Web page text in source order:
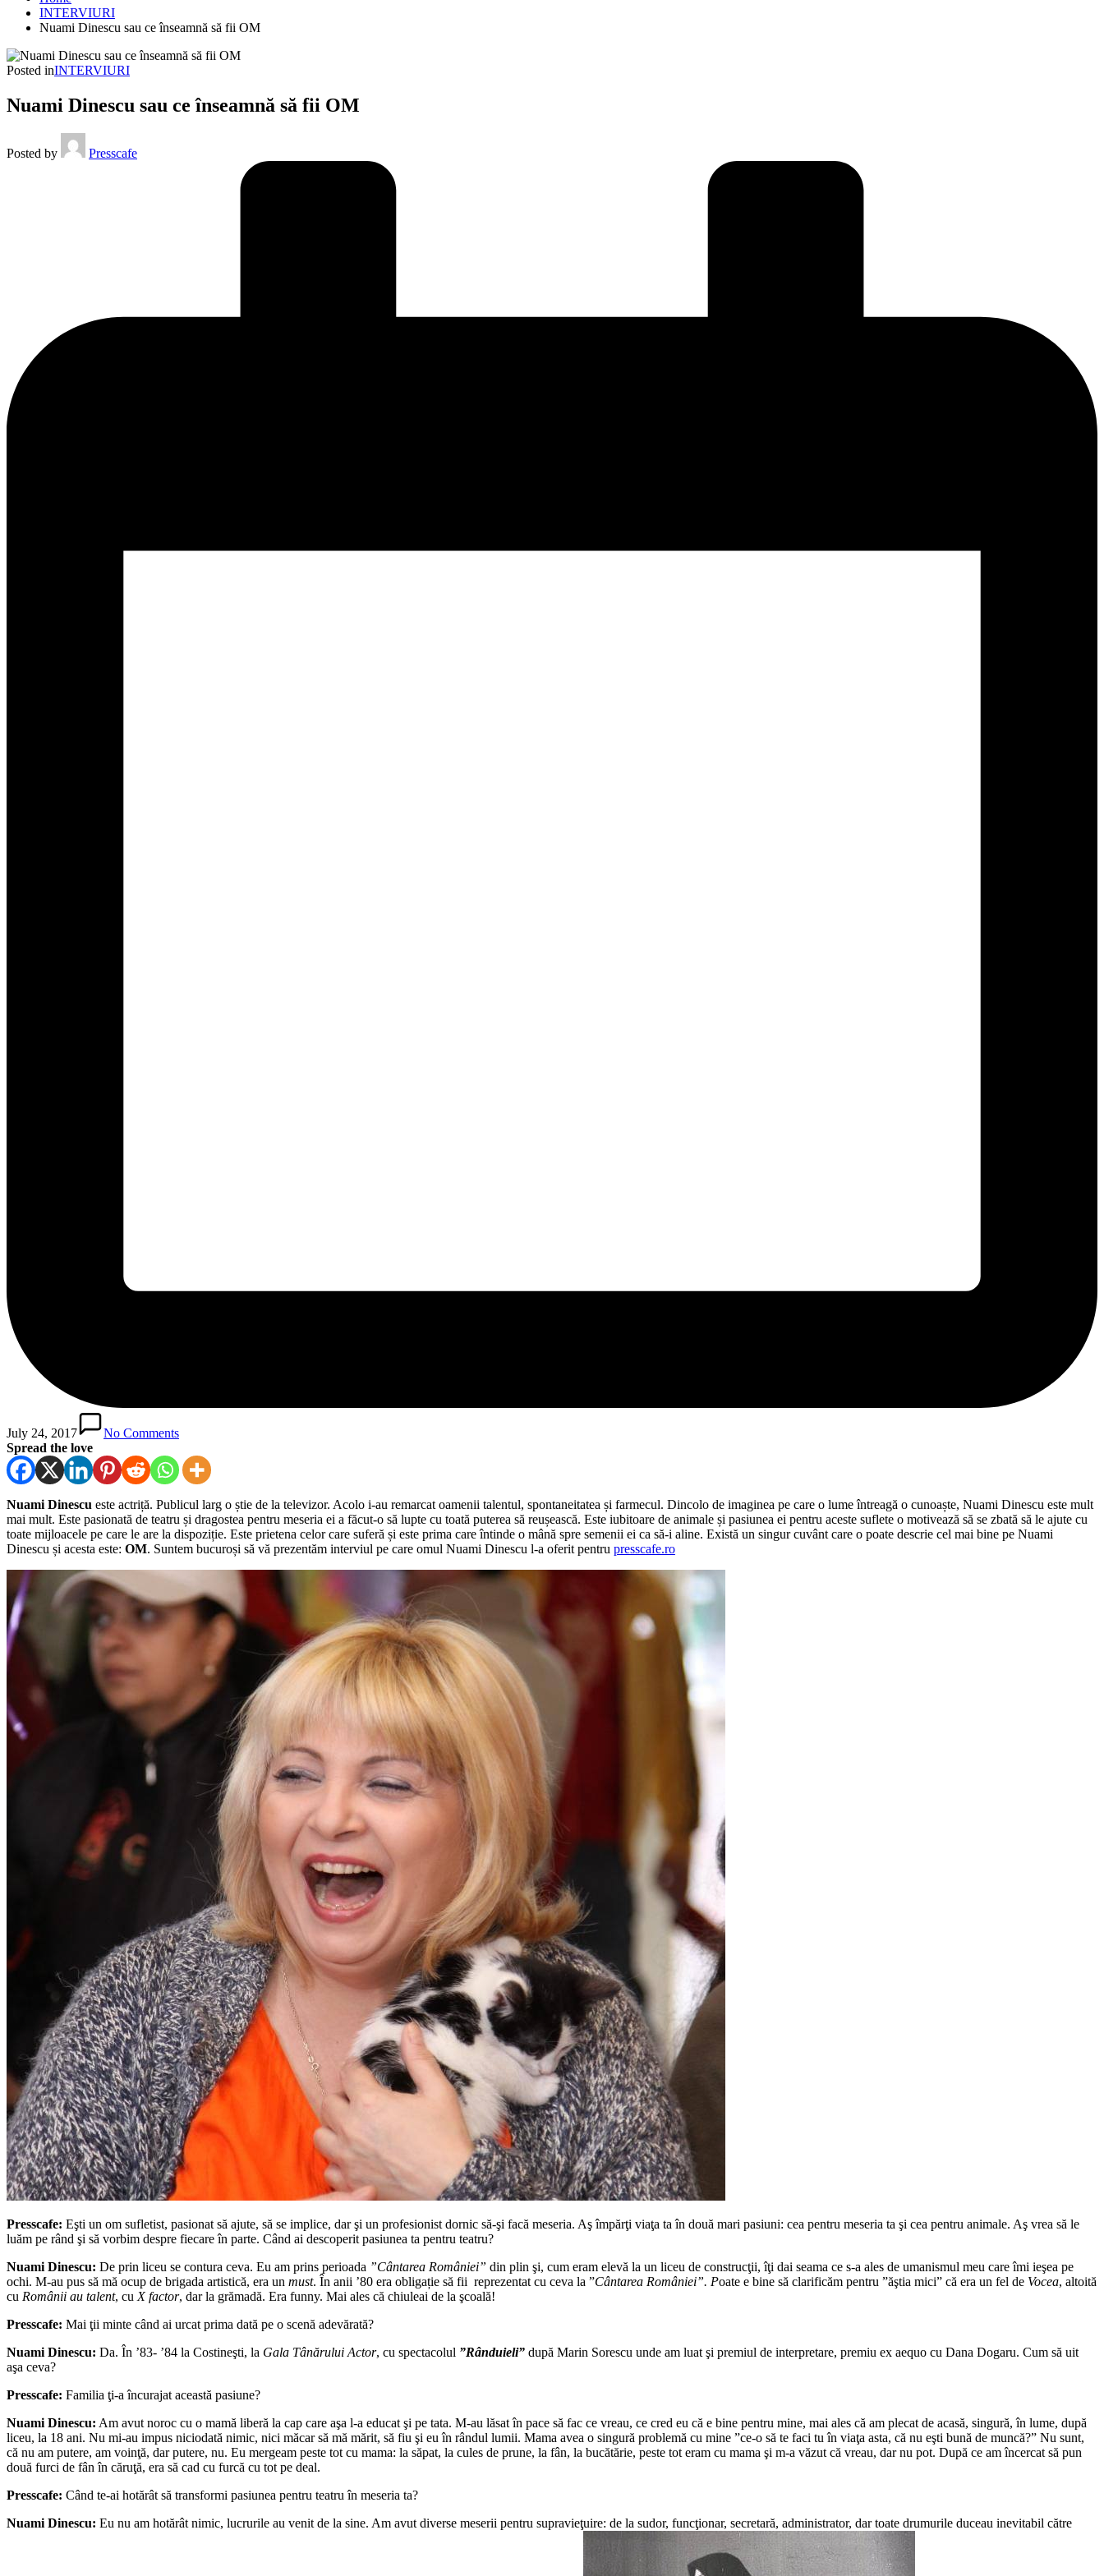
INTERVIURI
Nuami Dinescu sau ce înseamnă să fii OM
Posted inINTERVIURI
Nuami Dinescu sau ce înseamnă să fii OM
Posted by Presscafe
July 24, 2017
No Comments
Spread the love
Nuami Dinescu este actriță. Publicul larg o știe de la televizor. Acolo i-au remarcat oamenii talentul, spontaneitatea și farmecul. Dincolo de imaginea pe care o lume întreagă o cunoaște, Nuami Dinescu este mult
mai mult. Este pasionată de teatru și dragostea pentru meseria ei a făcut-o să lupte cu toată puterea să reușească. Este iubitoare de animale și pasiunea ei pentru aceste suflete o motivează să se zbată să le ajute cu
toate mijloacele pe care le are la dispoziție. Este prietena celor care suferă și este prima care întinde o mână spre semenii ei ca să-i aline. Există un singur cuvânt care o poate descrie cel mai bine pe Nuami
Dinescu și acesta este: OM. Suntem bucuroși să vă prezentăm interviul pe care omul Nuami Dinescu l-a oferit pentru presscafe.ro
Presscafe: Eşti un om sufletist, pasionat să ajute, să se implice, dar şi un profesionist dornic să-şi facă meseria. Aş împărţi viaţa ta în două mari pasiuni: cea pentru meseria ta şi cea pentru animale. Aş vrea să le
luăm pe rând şi să vorbim despre fiecare în parte. Când ai descoperit pasiunea ta pentru teatru?
Nuami Dinescu: De prin liceu se contura ceva. Eu am prins perioada ”Cântarea României” din plin şi, cum eram elevă la un liceu de construcţii, îţi dai seama ce s-a ales de umanismul meu care îmi ieşea pe
ochi. M-au pus să mă ocup de brigada artistică, era un must. În anii ’80 era obligație să fii reprezentat cu ceva la ”Cântarea României”. Poate e bine să clarificăm pentru ”ăştia mici” că era un fel de Vocea, altoită
cu Românii au talent, cu X factor, dar la grămadă. Era funny. Mai ales că chiuleai de la şcoală!
Presscafe: Mai ţii minte când ai urcat prima dată pe o scenă adevărată?
Nuami Dinescu: Da. În ’83- ’84 la Costineşti, la Gala Tânărului Actor, cu spectacolul ”Rânduieli” după Marin Sorescu unde am luat şi premiul de interpretare, premiu ex aequo cu Dana Dogaru. Cum să uit
aşa ceva?
Presscafe: Familia ţi-a încurajat această pasiune?
Nuami Dinescu: Am avut noroc cu o mamă liberă la cap care aşa l-a educat şi pe tata. M-au lăsat în pace să fac ce vreau, ce cred eu că e bine pentru mine, mai ales că am plecat de acasă, singură, în lume, după
liceu, la 18 ani. Nu mi-au impus niciodată nimic, nici măcar să mă mărit, să fiu şi eu în rândul lumii. Mama avea o singură problemă cu mine ”ce-o să te faci tu în viaţa asta, că nu eşti bună de muncă?” Nu sunt,
că nu am putere, am voinţă, dar putere, nu. Eu mergeam peste tot cu mama: la săpat, la cules de prune, la fân, la bucătărie, peste tot eram cu mama şi m-a văzut că vreau, dar nu pot. După ce am încercat să pun
două furci de fân în căruţă, era să cad cu furcă cu tot pe deal.
Presscafe: Când te-ai hotărât să transformi pasiunea pentru teatru în meseria ta?
Nuami Dinescu: Eu nu am hotărât nimic, lucrurile au venit de la sine. Am avut diverse meserii pentru supravieţuire: de la sudor, funcţionar, secretară, administrator, dar toate drumurile duceau inevitabil către